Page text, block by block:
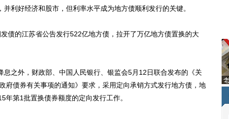
利好经济和股市，但利率水平成为地方债顺利发行的关键。
的江苏省公告发行522亿地方债，拉开了万亿地方债置换的大
之外，财政部、中国人民银行、银监会5月12日联合发布的《关
府债券有关事项的通知》要求，采用定向承销方式发行地方债，地
第1批置换债券额度的定向发行工作。